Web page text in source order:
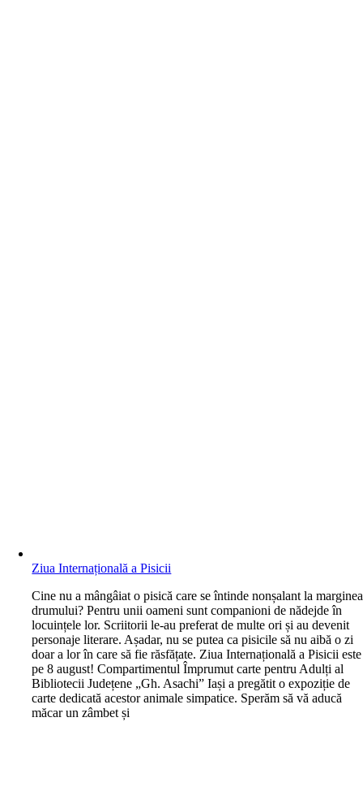
Ziua Internațională a Pisicii
Cine nu a mângâiat o pisică care se întinde nonșalant la marginea
drumului? Pentru unii oameni sunt companioni de nădejde în
locuințele lor. Scriitorii le-au preferat de multe ori și au devenit
personaje literare. Așadar, nu se putea ca pisicile să nu aibă o zi
doar a lor în care să fie răsfățate. Ziua Internațională a Pisicii este
pe 8 august! Compartimentul Împrumut carte pentru Adulți al
Bibliotecii Județene „Gh. Asachi” Iași a pregătit o expoziție de
carte dedicată acestor animale simpatice. Sperăm să vă aducă
măcar un zâmbet și